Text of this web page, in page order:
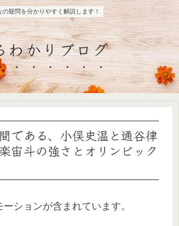
の疑問を分かりやすく解説します！
わかりブログ
である、小俣史温と通谷律
宙斗の強さとオリンピック
ションが含まれています。